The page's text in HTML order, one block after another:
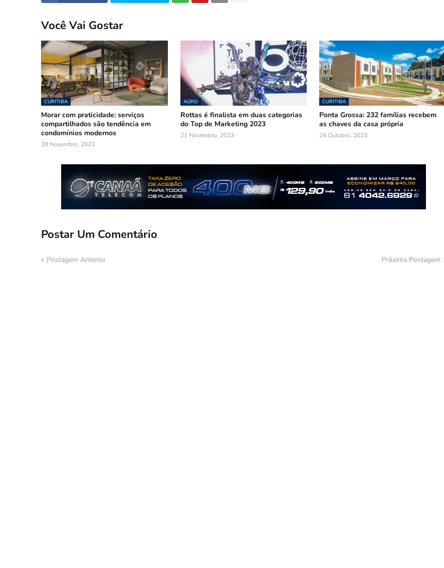
Você Vai Gostar
CURITIBA
Morar com praticidade: serviços
compartilhados são tendência em
condomínios modernos
28 Novembro, 2023
AGRO
Rottas é finalista em duas categorias
do Top de Marketing 2023
21 Novembro, 2023
CURITIBA
Ponta Grossa: 232 famílias recebem
as chaves da casa própria
24 Outubro, 2023
Postar Um Comentário
Postagem Anterior Próxima Postagem